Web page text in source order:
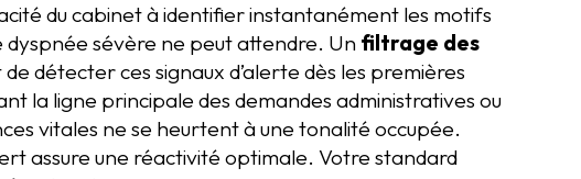
du cabinet à identifier instantanément les motifs
dyspnée sévère ne peut attendre. Un filtrage des
détecter ces signaux d’alerte dès les premières
la ligne principale des demandes administratives ou
vitales ne se heurtent à une tonalité occupée.
assure une réactivité optimale. Votre standard